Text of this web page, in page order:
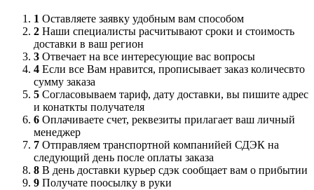
1 Оставляете заявку удобным вам способом
2 Наши специалисты расчитывают сроки и стоимость
доставки в ваш регион
3 Отвечает на все интересующие вас вопросы
4 Если все Вам нравится, прописывает заказ количесвто
сумму заказа
5 Согласовываем тариф, дату доставки, вы пишите адрес
и конаткты получателя
6 Оплачиваете счет, реквезиты прилагает ваш личный
менеджер
7 Отправляем транспортной компанийей СДЭК на
следующий день после оплаты заказа
8 В день доставки курьер сдэк сообщает вам о прибытии
9 Получате поосылку в руки